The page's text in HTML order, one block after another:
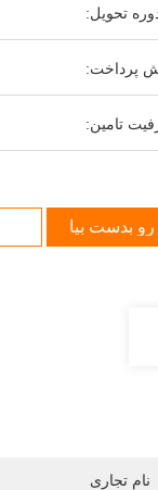
تحویل:
پرداخت:
تامین:
بدست بیار
نام تجاری